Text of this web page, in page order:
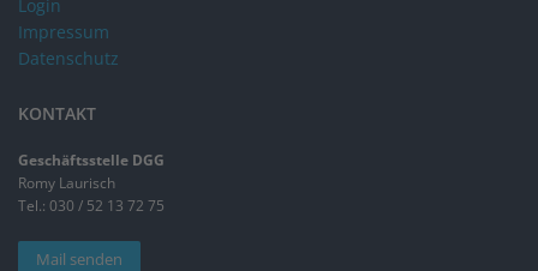
Login
Impressum
Datenschutz
KONTAKT
Geschäftsstelle DGG
Romy Laurisch
Tel.: 030 / 52 13 72 75
Mail senden